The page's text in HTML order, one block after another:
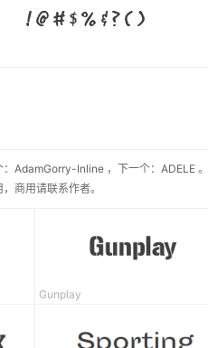
AdamGorry-Inline ， 下一个： ADELE
商用请联系作者。
Gunplay